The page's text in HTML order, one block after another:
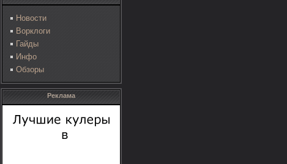
Новости
Ворклоги
Гайды
Инфо
Обзоры
Реклама